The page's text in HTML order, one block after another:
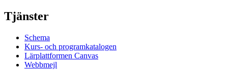
Tjänster
Schema
Kurs- och programkatalogen
Lärplattformen Canvas
Webbmejl